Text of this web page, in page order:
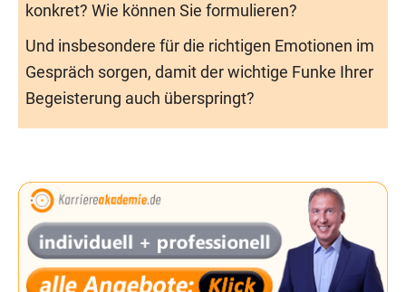
konkret? Wie können Sie formulieren?
Und insbesondere für die richtigen Emotionen im
Gespräch sorgen, damit der wichtige Funke Ihrer
Begeisterung auch überspringt?